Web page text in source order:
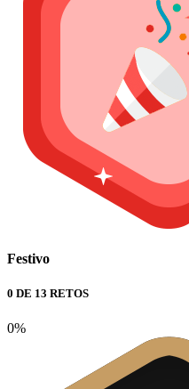
Festivo
0 DE 13 RETOS
0%